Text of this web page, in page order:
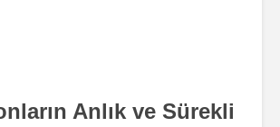
Anlık ve Sürekli